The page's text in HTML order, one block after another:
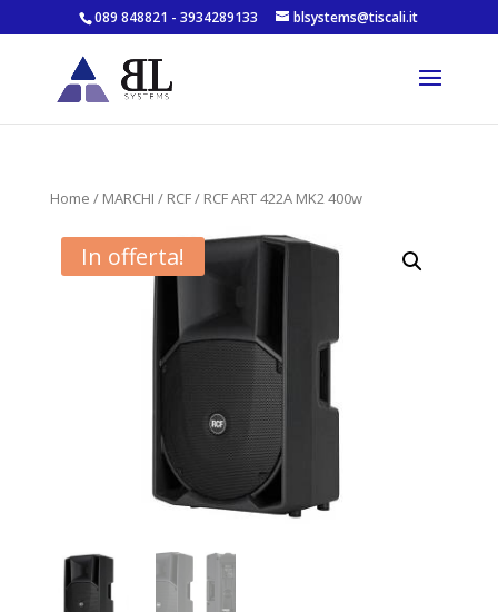
089 848821 - 3934289133 blsystems@tiscali.it
Home / MARCHI / RCF/ RCF ART 422A MK2 400w
In offerta!